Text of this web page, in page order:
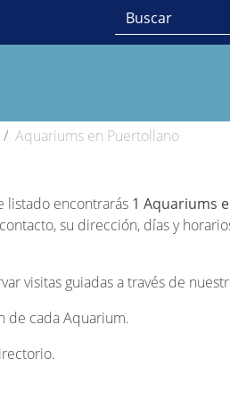
Aquariums en Puertollano
listado encontrarás 1 Aquariums
su dirección, días y
visitas guiadas a través de
de cada Aquarium.